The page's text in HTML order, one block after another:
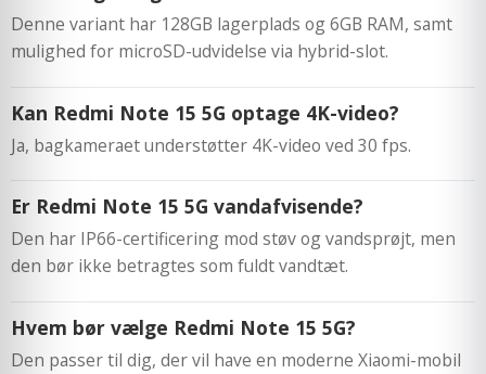
Denne variant har 128GB lagerplads og 6GB RAM, samt
mulighed for microSD-udvidelse via hybrid-slot.
Kan Redmi Note 15 5G optage 4K-video?
Ja, bagkameraet understøtter 4K-video ved 30 fps.
Er Redmi Note 15 5G vandafvisende?
Den har IP66-certificering mod støv og vandsprøjt, men
den bør ikke betragtes som fuldt vandtæt.
Hvem bør vælge Redmi Note 15 5G?
Den passer til dig, der vil have en moderne Xiaomi-mobil